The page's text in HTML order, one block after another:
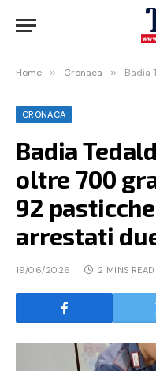
Home » Cronaca » Badia
CRONACA
Badia
oltre 700
92
arrestati
19/06/2026 2 MINS READ